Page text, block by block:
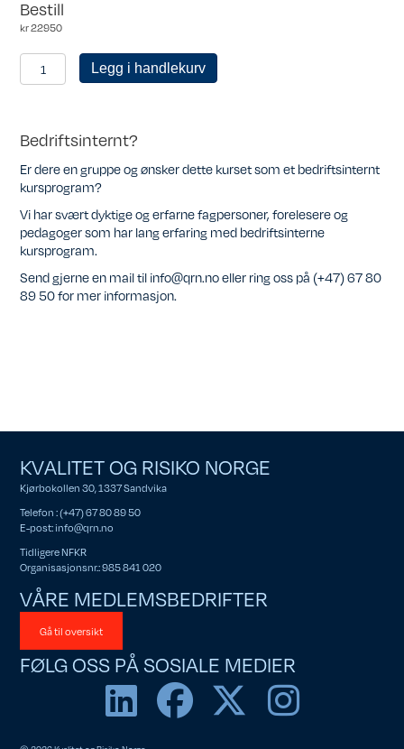
Bestill
kr22950
medlem
Legg i handlekurv
Bedriftsinternt?
Er dere en gruppe og ønsker dette kurset som et bedriftsinternt
kursprogram?
Vi har svært dyktige og erfarne fagpersoner, forelesere og
pedagoger som har lang erfaring med bedriftsinterne
kursprogram.
Send gjerne en mail til info@qrn.no eller ring oss på (+47) 67 80
89 50 for mer informasjon.
KVALITET OG RISIKO NORGE
Kjørbokollen 30, 1337 Sandvika
Telefon : (+47) 67 80 89 50
E-post:info@qrn.no
Tidligere NFKR
Organisasjonsnr.: 985 841 020
VÅRE MEDLEMSBEDRIFTER
Gå til oversikt
FØLG OSS PÅ SOSIALE MEDIER